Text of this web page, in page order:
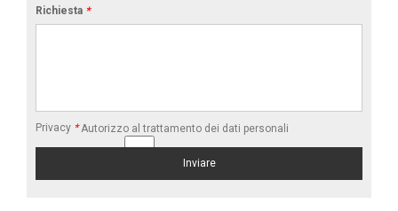
Richiesta *
Privacy * Autorizzo al trattamento dei dati personali